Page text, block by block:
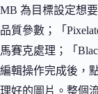
MB 為目標設定想
品質參數；「
馬賽克處理；「
編輯操作完成後，
理好的圖片。整個